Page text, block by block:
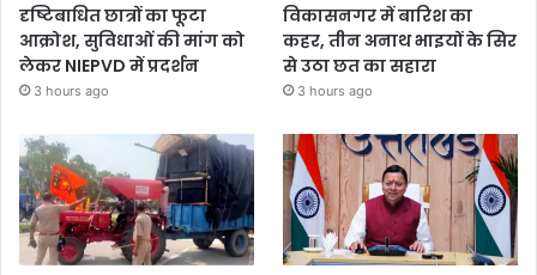
दृष्टिबाधित छात्रों का फूटा
आक्रोश, सुविधाओं की मांग को
लेकर NIEPVD में प्रदर्शन
3 hours ago
विकासनगर में बारिश का
कहर, तीन अनाथ भाइयों के सिर
से उठा छत का सहारा
3 hours ago